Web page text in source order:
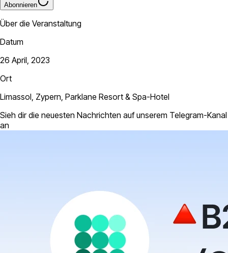
Abonnieren
Über die Veranstaltung
Datum
26 April, 2023
Ort
Limassol, Zypern, Parklane Resort & Spa-Hotel
Sieh dir die neuesten Nachrichten auf unserem Telegram-Kanal
an